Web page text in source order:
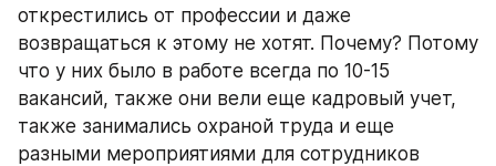
открестились от профессии и даже
возвращаться к этому не хотят. Почему? Потому
что у них было в работе всегда по 10-15
вакансий, также они вели еще кадровый учет,
также занимались охраной труда и еще
разными мероприятиями для сотрудников